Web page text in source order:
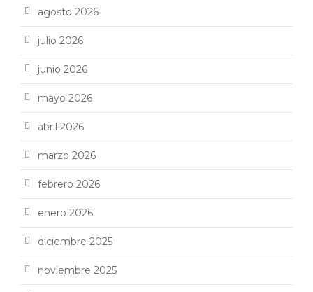
agosto 2026
julio 2026
junio 2026
mayo 2026
abril 2026
marzo 2026
febrero 2026
enero 2026
diciembre 2025
noviembre 2025